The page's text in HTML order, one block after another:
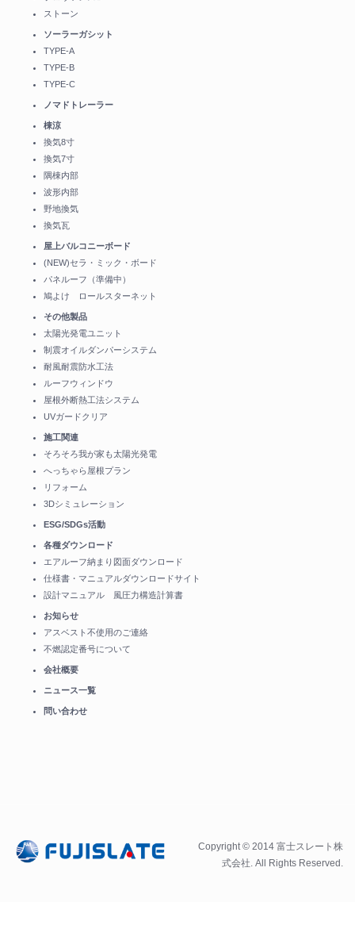
ストーン
ソーラーガシット
TYPE-A
TYPE-B
TYPE-C
ノマドトレーラー
棟涼
換気8寸
換気7寸
隅棟内部
波形内部
野地換気
換気瓦
屋上バルコニーボード
(NEW)セラ・ミック・ボード
パネルーフ（準備中）
鳩よけ ロールスターネット
その他製品
太陽光発電ユニット
制震オイルダンパーシステム
耐風耐震防水工法
ルーフウィンドウ
屋根外断熱工法システム
UVガードクリア
施工関連
そろそろ我が家も太陽光発電
へっちゃら屋根プラン
リフォーム
3Dシミュレーション
ESG/SDGs活動
各種ダウンロード
エアルーフ納まり図面ダウンロード
仕様書・マニュアルダウンロードサイト
設計マニュアル 風圧力構造計算書
お知らせ
アスベスト不使用のご連絡
不燃認定番号について
会社概要
ニュース一覧
問い合わせ
Copyright © 2014 富士スレート株
式会社. All Rights Reserved.